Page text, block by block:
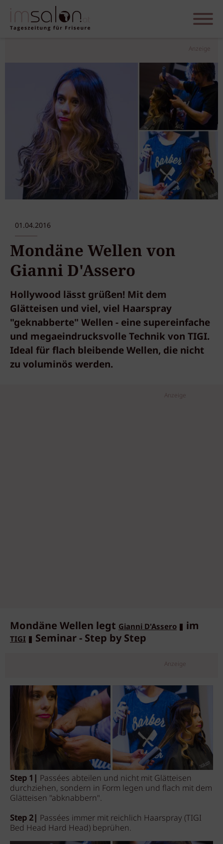
Anzeige
01.04.2016
Mondäne Wellen von
Gianni D'Assero
Hollywood lässt grüßen! Mit dem
Glätteisen und viel, viel Haarspray
"geknabberte" Wellen - eine supereinfache
und megaeindrucksvolle Technik von TIGI.
Ideal für flach bleibende Wellen, die nicht
zu voluminös werden.
Anzeige
Mondäne Wellen legt Gianni D'Assero im
TIGI Seminar - Step by Step
Anzeige
Step 1|
Passées abteilen und nicht mit Glätteisen
durchziehen, sondern in Form legen und flach mit dem
Glätteisen "abknabbern".
Step 2| Passées immer mit reichlich Haarspray (TIGI
Bed Head Hard Head) beprühen.